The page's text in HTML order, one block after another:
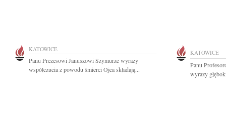
KATOWICE
Panu Prezesowi Januszowi Szymurze wyrazy
współczucia z powodu śmierci Ojca składają...
KATOWICE
Panu
wyrazy